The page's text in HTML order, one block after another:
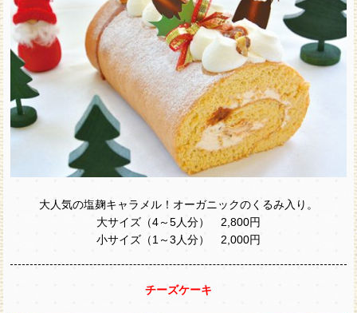
大人気の塩麹キャラメル！オーガニックのくるみ入り。
大サイズ（4～5人分） 2,800円
小サイズ（1～3人分） 2,000円
チーズケーキ